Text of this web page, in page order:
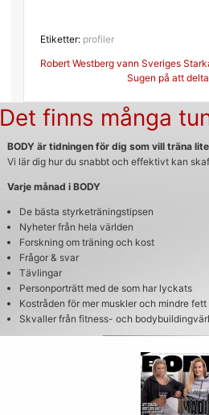
Etiketter: profiler
Robert Westberg vann Sveriges
Sugen på att
Det finns många
BODY är tidningen för dig som vill träna
Vi lär dig hur du snabbt och effektivt kan
Varje månad i BODY
De bästa styrketräningstipsen
Nyheter från hela världen
Forskning om träning och kost
Frågor & svar
Tävlingar
Personporträtt med de som har lyckats
Kostråden för mer muskler och mindre fett
Skvaller från fitness- och